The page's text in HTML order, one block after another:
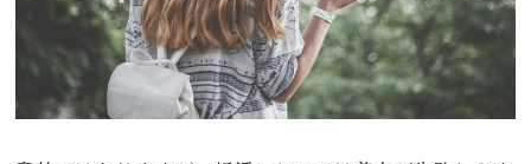
仕事とキャリア
特集